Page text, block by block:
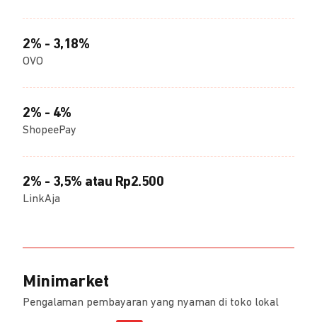
2% - 3,18%
OVO
2% - 4%
ShopeePay
2% - 3,5% atau Rp2.500
LinkAja
Minimarket
Pengalaman pembayaran yang nyaman di toko lokal